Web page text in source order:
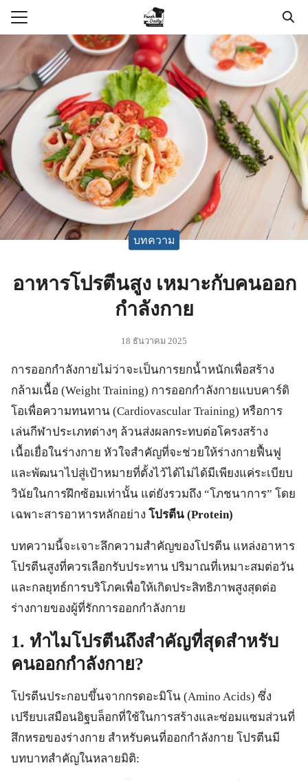
content
ก
ม
เรา
า
Search
บทความ
อาหารโปรตีนสูง เหมาะกับคนออก
กำลังกาย
18 ธันวาคม 2025
การออกกำลังกายไม่ว่าจะเป็นการยกน้ำหนักเพื่อสร้าง
กล้ามเนื้อ (Weight Training) การออกกำลังกายแบบคาร์ดิ
โอเพื่อความทนทาน (Cardiovascular Training) หรือการ
เล่นกีฬาประเภทต่างๆ ล้วนส่งผลกระทบต่อโครงสร้าง
เนื้อเยื่อในร่างกาย หัวใจสำคัญที่จะช่วยให้ร่างกายฟื้นฟู
และพัฒนาไปสู่เป้าหมายที่ตั้งไว้ได้ไม่ได้มีเพียงแค่ระเบียบ
วินัยในการฝึกซ้อมเท่านั้น แต่ยังรวมถึง “โภชนาการ” โดย
เฉพาะสารอาหารหลักอย่าง โปรตีน (Protein)
บทความนี้จะเจาะลึกความสำคัญของโปรตีน แหล่งอาหาร
โปรตีนสูงที่ควรเลือกรับประทาน ปริมาณที่เหมาะสมต่อวัน
และกลยุทธ์การบริโภคเพื่อให้เกิดประสิทธิภาพสูงสุดต่อ
ร่างกายของผู้ที่รักการออกกำลังกาย
1. ทำไมโปรตีนถึงสำคัญที่สุดสำหรับ
คนออกกำลังกาย?
โปรตีนประกอบขึ้นจากกรดอะมิโน (Amino Acids) ซึ่ง
เปรียบเสมือนอิฐบล็อกที่ใช้ในการสร้างและซ่อมแซมส่วนที่
สึกหรอของร่างกาย สำหรับคนที่ออกกำลังกาย โปรตีนมี
บทบาทสำคัญในหลายมิติ: